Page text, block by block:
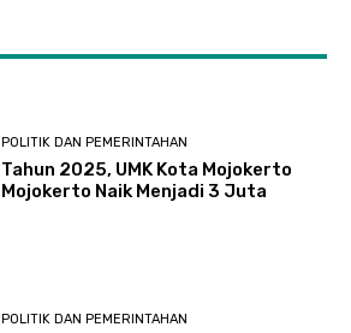
POLITIK DAN PEMERINTAHAN
Tahun 2025, UMK Kota Mojokerto
Mojokerto Naik Menjadi 3 Juta
POLITIK DAN PEMERINTAHAN